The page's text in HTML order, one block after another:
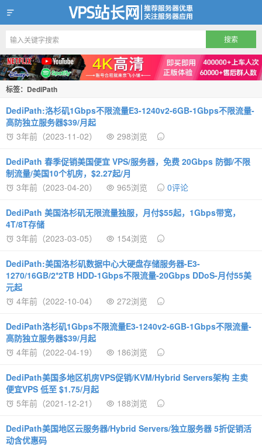
VPS站长网
标签：DediPath
DediPath:洛杉矶1Gbps不限流量E3-1240v2-6GB-1Gbps不限流量-
高防独立服务器$39/月起
3年前（2023-11-02）
298浏览
DediPath 春季促销美国便宜 VPS/服务器，免费 20Gbps 防御/不限
制流量/美国10个机房，$2.27起/月
3年前（2023-04-20）
965浏览 0评论
DediPath 美国洛杉矶无限流量独服，月付$55起，1Gbps带宽，
4T/8T存储
3年前（2023-03-05）
154浏览
DediPath:美国洛杉矶数据中心大硬盘存储服务器-E3-
1270/16GB/2*2TB HDD-1Gbps不限流量-20Gbps DDoS-月付55美
元起
4年前（2022-10-04）
272浏览
DediPath洛杉矶1Gbps不限流量E3-1240v2-6GB-1Gbps不限流量-
高防独立服务器$39/月起
4年前（2022-04-19）
186浏览
DediPath美国多地区机房VPS促销/KVM/Hybrid Servers架构 主卖
便宜VPS 低至 $1.75/月起
5年前（2021-12-21）
188浏览
DediPath美国地区云服务器/Hybrid Servers/独立服务器 5折促销活
动含优惠码